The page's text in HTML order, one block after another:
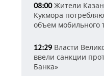
08:00Жители
Кукмора
объем мобильного
12:29 Власти
ввели санкции
Банка»